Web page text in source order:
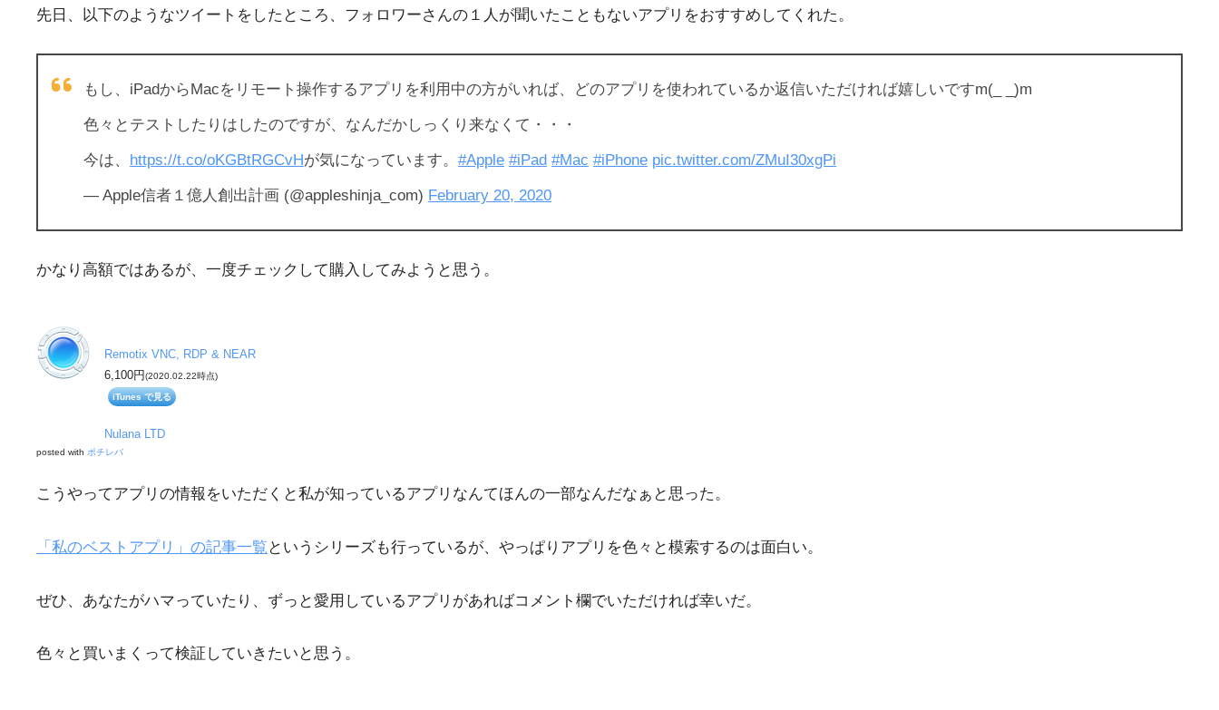
先日、以下のようなツイートをしたところ、フォロワーさんの１人が聞いたこともないアプリをおすすめしてくれた。
もし、iPadからMacをリモート操作するアプリを利用中の方がいれば、どのアプリを使われているか返信いただければ嬉しいですm(_ _)m
色々とテストしたりはしたのですが、なんだかしっくり来なくて・・・
今は、 https://t.co/oKGBtRGCvHが気になっています。 #Apple #iPad #Mac #iPhone pic.twitter.com/ZMuI30xgPi
— Apple信者１億人創出計画 (@appleshinja_com) February 20, 2020
かなり高額ではあるが、一度チェックして購入してみようと思う。
Remotix VNC, RDP & NEAR
6,100円(2020.02.22時点)
iTunes で見る
Nulana LTD
posted with ポチレバ
こうやってアプリの情報をいただくと私が知っているアプリなんてほんの一部なんだなぁと思った。
「私のベストアプリ」の記事一覧 というシリーズも行っているが、やっぱりアプリを色々と模索するのは面白い。
ぜひ、あなたがハマっていたり、ずっと愛用しているアプリがあればコメント欄でいただければ幸いだ。
色々と買いまくって検証していきたいと思う。